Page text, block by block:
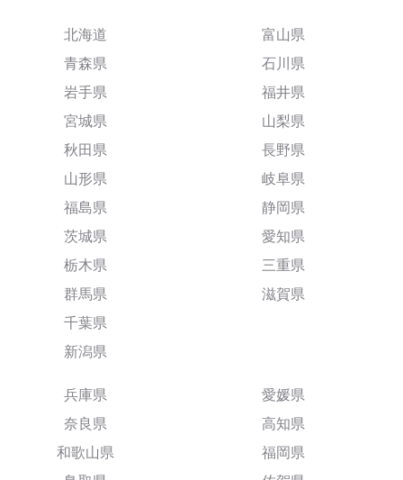
北海道
青森県
岩手県
宮城県
秋田県
山形県
福島県
茨城県
栃木県
群馬県
千葉県
新潟県
富山県
石川県
福井県
山梨県
長野県
岐阜県
静岡県
愛知県
三重県
滋賀県
兵庫県
奈良県
和歌山県
愛媛県
高知県
福岡県